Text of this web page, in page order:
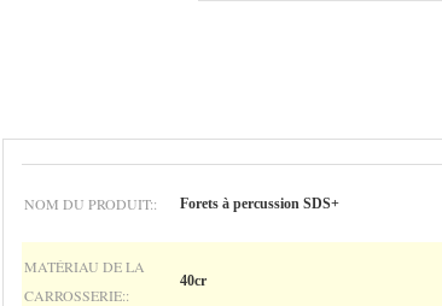
NOM DU PRODUIT:: Forets à percussion SDS+
MATÉRIAU DE LA
CARROSSERIE::
40cr